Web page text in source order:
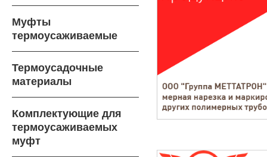
Муфты
термоусаживаемые
Термоусадочные
материалы
Комплектующие для
термоусаживаемых
муфт